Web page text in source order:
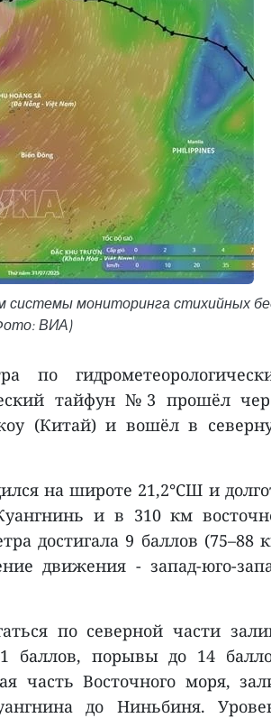
системы мониторинга стихийных
ВИА)
по
тайфун №3 прошёл
(Китай) и вошёл в
на широте 21,2°СШ и
и в 310 км
достигала 9 баллов (75–88
движения - запад-юго-
по северной части
баллов, порывы до 14
часть Восточного моря,
до Ниньбиня.